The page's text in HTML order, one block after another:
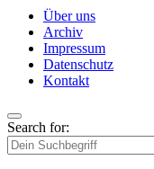
Über uns
Archiv
Impressum
Datenschutz
Kontakt
Search for: